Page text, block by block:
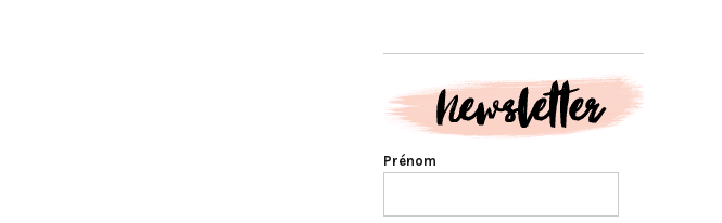
Prénom